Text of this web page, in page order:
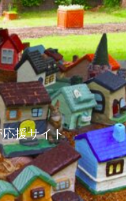
援サイト